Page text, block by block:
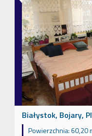
Białystok, Bojary,
Powierzchnia:60,20